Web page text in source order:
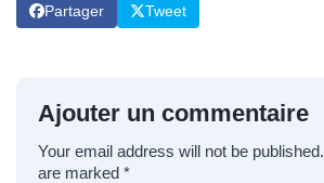
Partager Tweet
Ajouter un commentaire
Your email address will not be published.
are marked *